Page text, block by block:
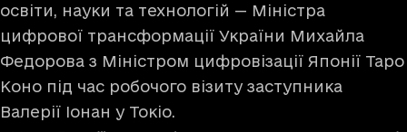
освіти, науки та технологій — Міністра
цифрової трансформації України Михайла
Федорова з Міністром цифровізації Японії Таро
Коно під час робочого візиту заступника
Валерії Іонан у Токіо.